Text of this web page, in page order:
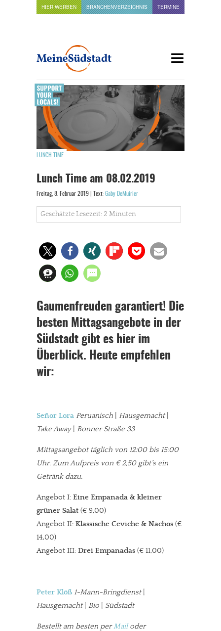
HIER WERBEN BRANCHENVERZEICHNIS TERMINE
LUNCH TIME
Lunch Time am 08.02.2019
Freitag, 8. Februar 2019 | Text: Gaby DeMuirier
Geschätzte Lesezeit: 2 Minuten
Gaumenfreuden garantiert! Die
besten Mittagsangebote in der
Südstadt gibt es hier im
Überblick. Heute empfehlen
wir:
Señor Lora Peruanisch Hausgemacht|
Take Away| Bonner Straße 33
Mittagsangebot täglich von 12:00 bis 15:00
Uhr. Zum Aufpreis von € 2,50 gibt´s ein
Getränk dazu.
Angebot I: Eine Empanada & kleiner
grüner Salat (€ 9,00)
Angebot II: Klassische Ceviche & Nachos (€
14,00)
Angebot III: Drei Empanadas (€ 11,00)
Peter Klöß 1-Mann-Bringdienst|
Hausgemacht| Bio Südstadt
Bestellt am besten perMailoder